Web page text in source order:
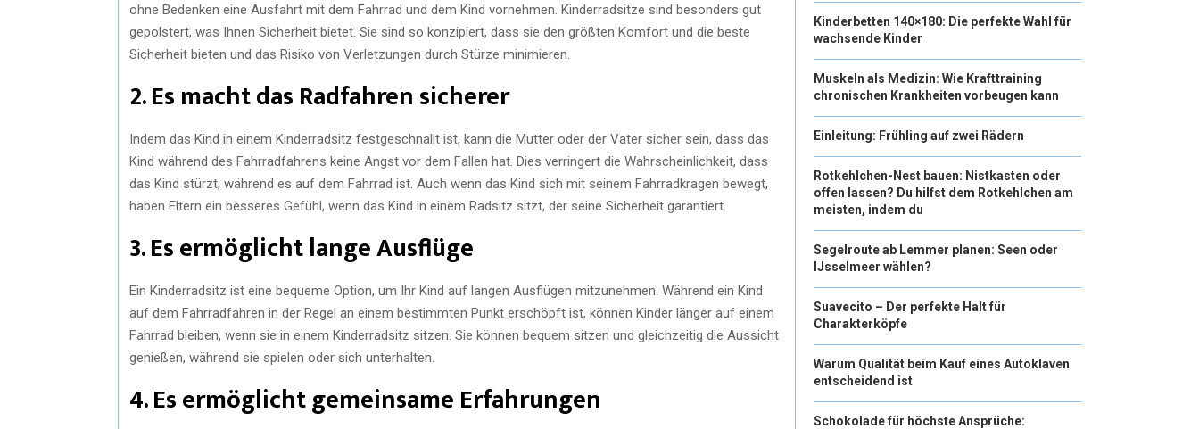
ohne Bedenken eine Ausfahrt mit dem Fahrrad und dem Kind vornehmen. Kinderradsitze sind besonders gut
gepolstert, was Ihnen Sicherheit bietet. Sie sind so konzipiert, dass sie den größten Komfort und die beste
Sicherheit bieten und das Risiko von Verletzungen durch Stürze minimieren.
2. Es macht das Radfahren sicherer
Indem das Kind in einem Kinderradsitz festgeschnallt ist, kann die Mutter oder der Vater sicher sein, dass das
Kind während des Fahrradfahrens keine Angst vor dem Fallen hat. Dies verringert die Wahrscheinlichkeit, dass
das Kind stürzt, während es auf dem Fahrrad ist. Auch wenn das Kind sich mit seinem Fahrradkragen bewegt,
haben Eltern ein besseres Gefühl, wenn das Kind in einem Radsitz sitzt, der seine Sicherheit garantiert.
3. Es ermöglicht lange Ausflüge
Ein Kinderradsitz ist eine bequeme Option, um Ihr Kind auf langen Ausflügen mitzunehmen. Während ein Kind
auf dem Fahrradfahren in der Regel an einem bestimmten Punkt erschöpft ist, können Kinder länger auf einem
Fahrrad bleiben, wenn sie in einem Kinderradsitz sitzen. Sie können bequem sitzen und gleichzeitig die Aussicht
genießen, während sie spielen oder sich unterhalten.
4. Es ermöglicht gemeinsame Erfahrungen
Kinderbetten 140×180: Die perfekte Wahl für
wachsende Kinder
Muskeln als Medizin: Wie Krafttraining
chronischen Krankheiten vorbeugen kann
Einleitung: Frühling auf zwei Rädern
Rotkehlchen-Nest bauen: Nistkasten oder
offen lassen? Du hilfst dem Rotkehlchen am
meisten, indem du
Segelroute ab Lemmer planen: Seen oder
IJsselmeer wählen?
Suavecito – Der perfekte Halt für
Charakterköpfe
Warum Qualität beim Kauf eines Autoklaven
entscheidend ist
Schokolade für höchste Ansprüche: